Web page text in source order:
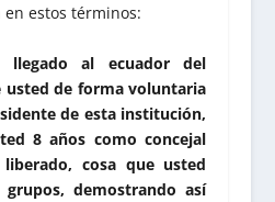
en estos términos:
llegado al ecuador del
usted de forma voluntaria
de esta institución,
8 años como concejal
cosa que usted
demostrando así